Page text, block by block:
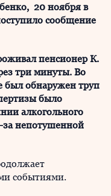
20 ноября в
сообщение
пенсионер К.
три минуты. Во
был обнаружен труп
было
алкогольного
за непотушенной
событиями.